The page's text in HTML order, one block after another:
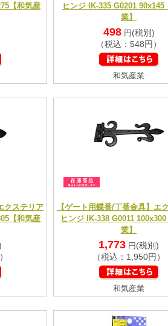
【和気産
ヒンジ IK-335 G0201 90x145
業】
498円 (税別)
（税込：548円）
和気産業
クステリア
【和気産
【ゲート用蝶番/丁番金具】エ
ヒンジ IK-338 G0011
業】
1,773 円 (税別)
（税込：1,950円）
和気産業